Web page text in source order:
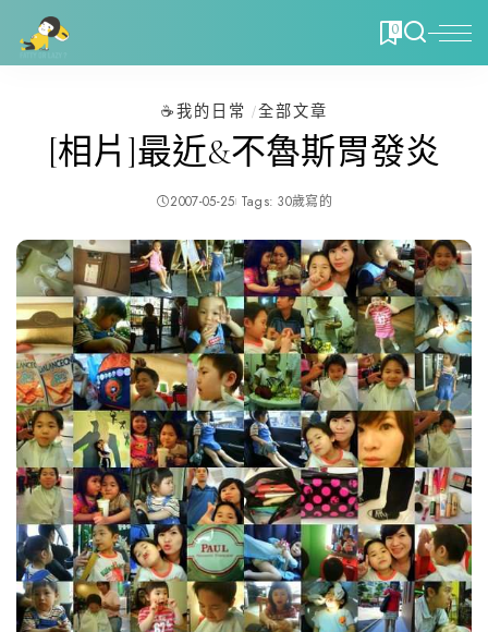
0
☕️我的日常 全部文章
[相片]最近&不魯斯胃發炎
2007-05-25 Tags: 30歲寫的